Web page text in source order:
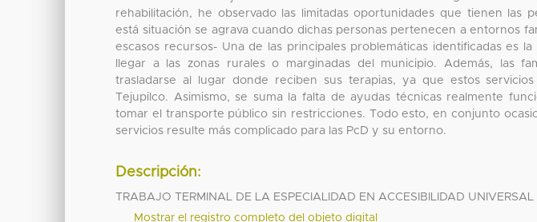
rehabilitación, he observado las limitadas oportunidades que tienen las
está situación se agrava cuando dichas personas pertenecen a entornos
escasos recursos- Una de las principales problemáticas identificadas es
llegar a las zonas rurales o marginadas del municipio. Además, las
trasladarse al lugar donde reciben sus terapias, ya que estos
Tejupilco. Asimismo, se suma la falta de ayudas técnicas realmente
tomar el transporte público sin restricciones. Todo esto, en conjunto
servicios resulte más complicado para las PcD y su entorno.
Descripción:
TRABAJO TERMINAL DE LA ESPECIALIDAD EN ACCESIBILIDAD UNIVERSAL
Mostrar el registro completo del objeto digital